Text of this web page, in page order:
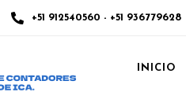
+51 912540560 - +51 936779628
INICIO